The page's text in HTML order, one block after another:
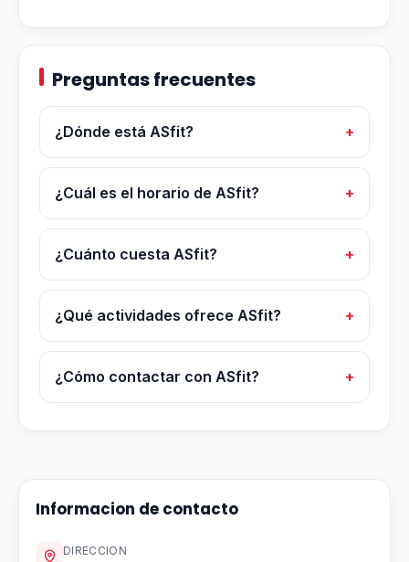
Preguntas frecuentes
¿Dónde está ASfit?
¿Cuál es el horario de ASfit?
¿Cuánto cuesta ASfit?
¿Qué actividades ofrece ASfit?
¿Cómo contactar con ASfit?
Informacion de contacto
DIRECCION